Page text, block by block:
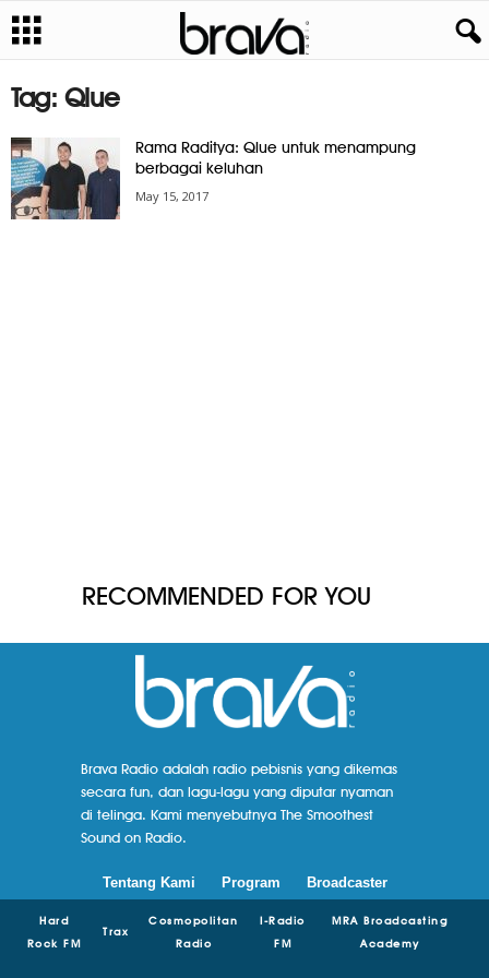
Tag: Qlue
Rama Raditya: Qlue untuk menampung
berbagai keluhan
May 15, 2017
RECOMMENDED FOR YOU
Brava Radio adalah radio pebisnis yang dikemas
secara fun, dan lagu-lagu yang diputar nyaman
di telinga. Kami menyebutnya The Smoothest
Sound on Radio.
Tentang Kami Program Broadcaster
Hard
Rock FM
Trax
Cosmopolitan
Radio
I-Radio
FM
MRA Broadcasting
Academy